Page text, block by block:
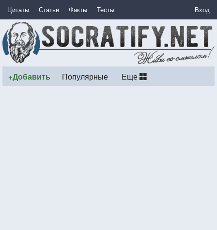
Цитаты Статьи Факты Тесты Вход
+Добавить Популярные Еще